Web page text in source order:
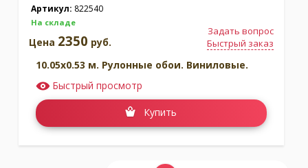
Артикул: 822540
На складе
Задать вопрос
Быстрый заказ
Цена 2350 руб.
10.05x0.53 м. Рулонные обои. Виниловые.
Быстрый просмотр
Купить